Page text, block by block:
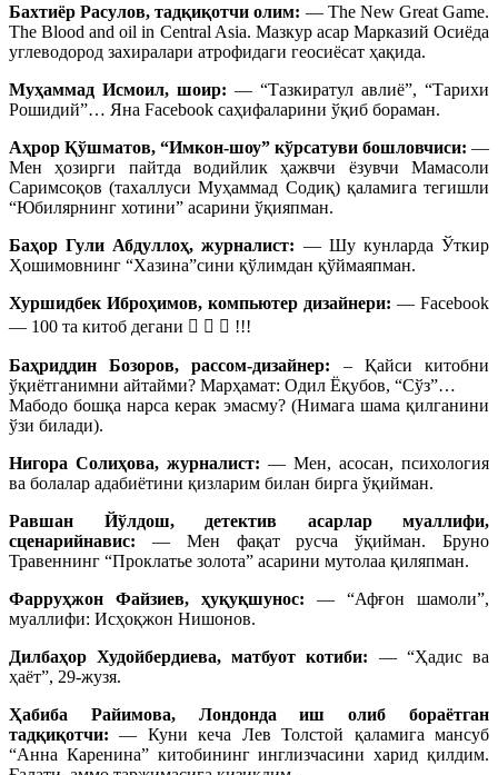
Бахтиёр Расулов, тадқиқотчи олим: — The New Great Game.
The Blood and oil in Central Asia. Мазкур асар Марказий Осиёда
углеводород захиралари атрофидаги геосиёсат ҳақида.
Муҳаммад Исмоил, шоир: — “Тазкиратул авлиё”, “Тарихи
Рошидий”… Яна Facebook cаҳифаларини ўқиб бораман.
Аҳрор Қўшматов, “Имкон-шоу” кўрсатуви бошловчиси: —
Мен ҳозирги пайтда водийлик ҳажвчи ёзувчи Мамасоли
Саримсоқов (тахаллуси Муҳаммад Содиқ) қаламига тегишли
“Юбилярнинг хотини” асарини ўқияпман.
Баҳор Гули Абдуллоҳ, журналист: — Шу кунларда Ўткир
Ҳошимовнинг “Хазина”сини қўлимдан қўймаяпман.
Хуршидбек Иброҳимов, компьютер дизайнери: — Facebook
— 100 та китоб дегани    !!!
Баҳриддин Бозоров, рассом-дизайнер: – Қайси китобни
ўқиётганимни айтайми? Марҳамат: Одил Ёқубов, “Сўз”…
Мабодо бошқа нарса керак эмасму? (Нимага шама қилганини
ўзи билади).
Нигора Солиҳова, журналист: — Мен, асосан, психология
ва болалар адабиётини қизларим билан бирга ўқийман.
Равшан Йўлдош, детектив асарлар муаллифи,
сценарийнавис: — Мен фақат русча ўқийман. Бруно
Травеннинг “Проклатье золота” асарини мутолаа қиляпман.
Фарруҳжон Файзиев, ҳуқуқшунос: — “Афғон шамоли”,
муаллифи: Исҳоқжон Нишонов.
Дилбаҳор Худойбердиева, матбуот котиби: — “Ҳадис ва
ҳаёт”, 29-жузя.
Ҳабиба Райимова, Лондонда иш олиб бораётган
тадқиқотчи: — Куни кеча Лев Толстой қаламига мансуб
“Анна Каренина” китобининг инглизчасини харид қилдим.